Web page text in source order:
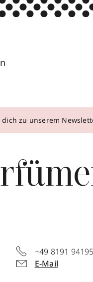
dich zu unserem
+49 8191
E-Mail